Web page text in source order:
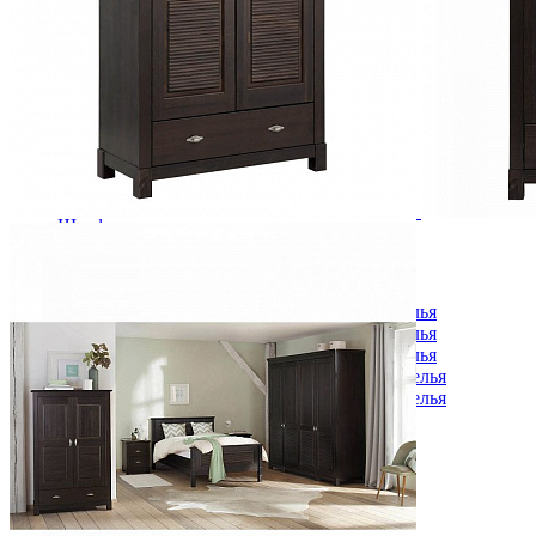
Кровати двуспальные
Кровати металлические
Кровати односпальные
Кровати полутороспальные
Решетки и настилы под матрас
Спальные гарнитуры
Туалетные столики
Тумбы прикроватные
Шкафы для одежды
Шкафы 2-х дверные для одежды и белья
Шкафы 3-х дверные для одежды и белья
Шкафы 4-х дверные для одежды и белья
Шкафы 5-ти дверные для одежды и белья
Шкафы 6-ти дверные для одежды и белья
Шкафы купе для одежды и белья
Шкафы угловые для одежды и белья
Ящики и короба